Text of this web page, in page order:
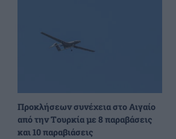
Προκλήσεων συνέχεια στο Αιγαίο
από την Τουρκία με 8 παραβάσεις
και 10 παραβιάσεις